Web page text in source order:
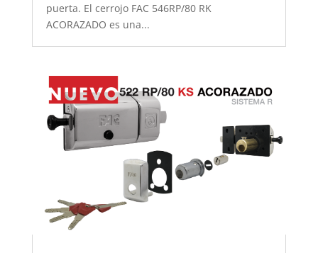
puerta. El cerrojo FAC 546RP/80 RK
ACORAZADO es una...